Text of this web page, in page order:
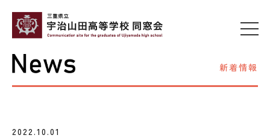
新着情報
2022.10.01